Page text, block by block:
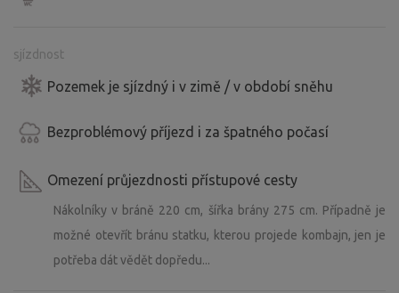
sjízdnost
Pozemek je sjízdný i v zimě / v období sněhu
Bezproblémový příjezd i za špatného počasí
Omezení průjezdnosti přístupové cesty
Nákolníky v bráně 220 cm, šířka brány 275 cm. Případně je
možné otevřít bránu statku, kterou projede kombajn, jen je
potřeba dát vědět dopředu...